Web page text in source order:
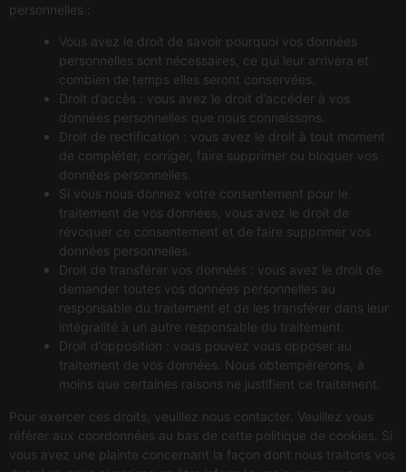
personnelles :
Vous avez le droit de savoir pourquoi vos données
personnelles sont nécessaires, ce qui leur arrivera et
combien de temps elles seront conservées.
Droit d’accès : vous avez le droit d’accéder à vos
données personnelles que nous connaissons.
Droit de rectification : vous avez le droit à tout moment
de compléter, corriger, faire supprimer ou bloquer vos
données personnelles.
Si vous nous donnez votre consentement pour le
traitement de vos données, vous avez le droit de
révoquer ce consentement et de faire supprimer vos
données personnelles.
Droit de transférer vos données : vous avez le droit de
demander toutes vos données personnelles au
responsable du traitement et de les transférer dans leur
intégralité à un autre responsable du traitement.
Droit d’opposition : vous pouvez vous opposer au
traitement de vos données. Nous obtempérerons, à
moins que certaines raisons ne justifient ce traitement.
Pour exercer ces droits, veuillez nous contacter. Veuillez vous
référer aux coordonnées au bas de cette politique de cookies. Si
vous avez une plainte concernant la façon dont nous traitons vos